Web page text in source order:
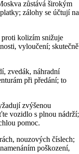
zůstává širokým
zálohy se účtují na
proti kolizím snižuje
vyloučení; skutečně
zvedák, náhradní
při předání; to
zvýšenou
vozidlo s plnou nádrží;
pomoc.
nouzových číslech;
poškození,